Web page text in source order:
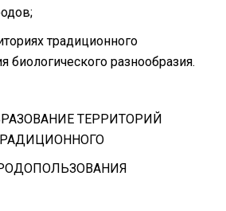
традиционного
биологического разнообразия.
ТЕРРИТОРИЙ